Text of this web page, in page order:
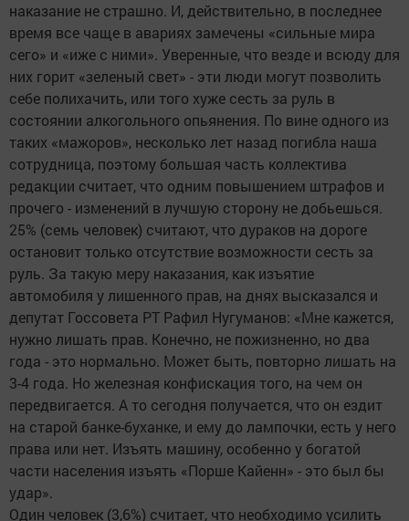
наказание не страшно. И, действительно, в последнее
время все чаще в авариях замечены «сильные мира
сего» и «иже с ними». Уверенные, что везде и всюду для
них горит «зеленый свет» - эти люди могут позволить
себе полихачить, или того хуже сесть за руль в
состоянии алкогольного опьянения. По вине одного из
таких «мажоров», несколько лет назад погибла наша
сотрудница, поэтому большая часть коллектива
редакции считает, что одним повышением штрафов и
прочего - изменений в лучшую сторону не добьешься.
25% (семь человек) считают, что дураков на дороге
остановит только отсутствие возможности сесть за
руль. За такую меру наказания, как изъятие
автомобиля у лишенного прав, на днях высказался и
депутат Госсовета РТ Рафил Нугуманов: «Мне кажется,
нужно лишать прав. Конечно, не пожизненно, но два
года - это нормально. Может быть, повторно лишать на
3-4 года. Но железная конфискация того, на чем он
передвигается. А то сегодня получается, что он ездит
на старой банке-буханке, и ему до лампочки, есть у него
права или нет. Изъять машину, особенно у богатой
части населения изъять «Порше Кайенн» - это был бы
удар».
Один человек (3,6%) считает, что необходимо усилить